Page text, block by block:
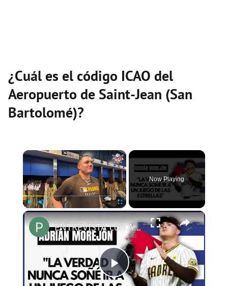
¿Cuál es el código ICAO del
Aeropuerto de Saint-Jean (San
Bartolomé)?
×
Play Unmute Fullscreen
Now Playing
×
P
ENTREVISTA con ADRIÁN MOREJÓN en MIAMI